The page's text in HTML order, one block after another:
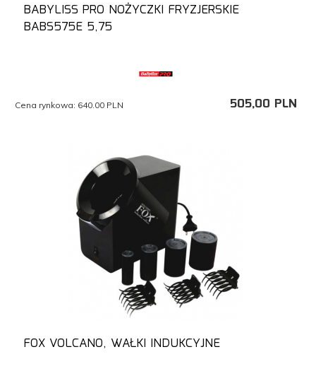
BABYLISS PRO NOŻYCZKI FRYZJERSKIE
BABS575E 5,75
505,00 PLN
Cena rynkowa: 640.00 PLN
FOX VOLCANO, WAŁKI INDUKCYJNE